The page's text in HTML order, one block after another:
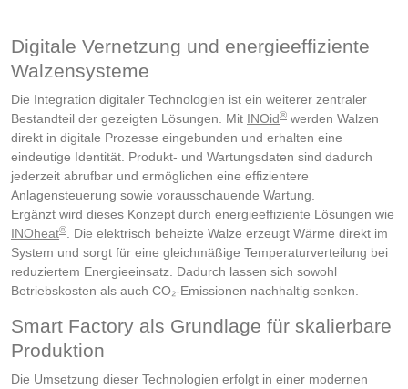
Digitale Vernetzung und energieeffiziente
Walzensysteme
Die Integration digitaler Technologien ist ein weiterer zentraler
Bestandteil der gezeigten Lösungen. Mit INOid® werden Walzen
direkt in digitale Prozesse eingebunden und erhalten eine
eindeutige Identität. Produkt- und Wartungsdaten sind dadurch
jederzeit abrufbar und ermöglichen eine effizientere
Anlagensteuerung sowie vorausschauende Wartung.
Ergänzt wird dieses Konzept durch energieeffiziente Lösungen wie
INOheat®
. Die elektrisch beheizte Walze erzeugt Wärme direkt im
System und sorgt für eine gleichmäßige Temperaturverteilung bei
reduziertem Energieeinsatz. Dadurch lassen sich sowohl
Betriebskosten als auch CO₂-Emissionen nachhaltig senken.
Smart Factory als Grundlage für skalierbare
Produktion
Die Umsetzung dieser Technologien erfolgt in einer modernen